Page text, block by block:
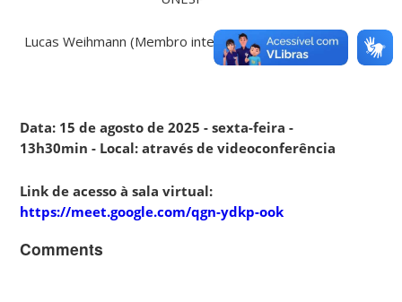
Lucas Weihmann (Membro interno) - PPGESE/UFSC
Data: 15 de agosto de 2025 - sexta-feira -
13h30min - Local: através de videoconferência
Link de acesso à sala virtual:
https://meet.google.com/qgn-ydkp-ook
Comments